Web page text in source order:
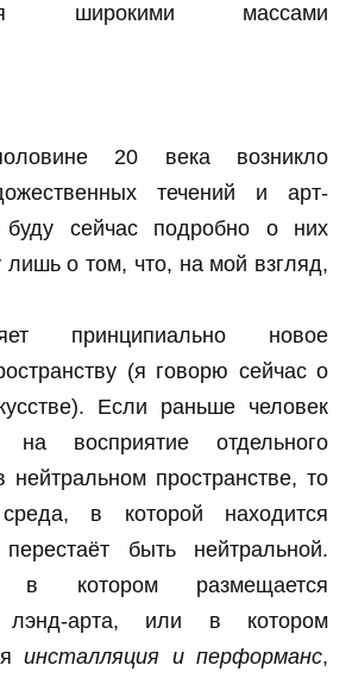
широкими массами
20 века возникло
течений и арт-
сейчас подробно о них
лишь о том, что, на мой взгляд,
принципиально новое
(я говорю сейчас о
Если раньше человек
восприятие отдельного
нейтральном пространстве, то
в которой находится
быть нейтральной.
в котором размещается
лэнд-арта, или в котором
инсталляция и перформанс,